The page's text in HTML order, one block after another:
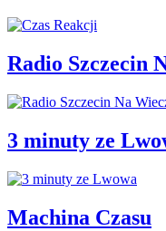
Radio Szczecin
3 minuty ze
Machina Czasu